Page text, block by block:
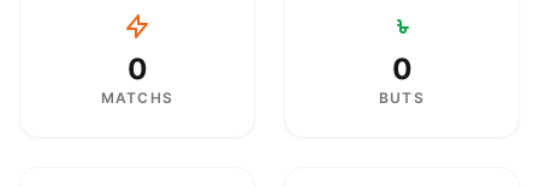
0
MATCHS
0
BUTS